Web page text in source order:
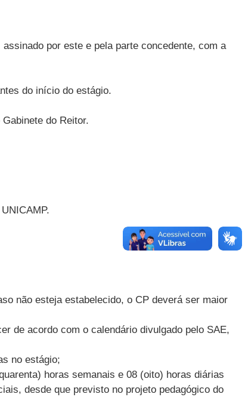
por este e pela parte concedente, com a
do início do estágio.
do Reitor.
não esteja estabelecido, o CP deverá ser maior
de acordo com o calendário divulgado pelo SAE,
no estágio;
horas semanais e 08 (oito) horas diárias
desde que previsto no projeto pedagógico do